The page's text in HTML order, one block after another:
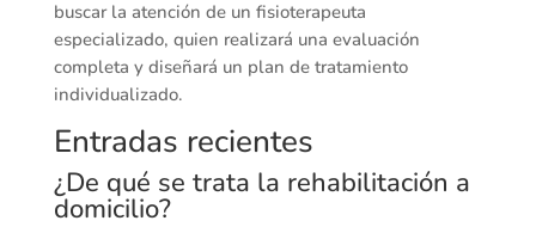
buscar la atención de un fisioterapeuta
especializado, quien realizará una evaluación
completa y diseñará un plan de tratamiento
individualizado.
Entradas recientes
¿De qué se trata la rehabilitación a
domicilio?